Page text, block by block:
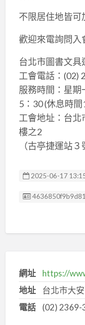
不限居住地皆可
歡迎來電詢問入
台北市圖書文
工會電話：(02)
服務時間：星期
5：30 (休息時
工會地址：台
樓之2
（古亭捷運站
2025-06-17
廣告编號
網址
https://
地址
台北市大
電話
(02) 2369-